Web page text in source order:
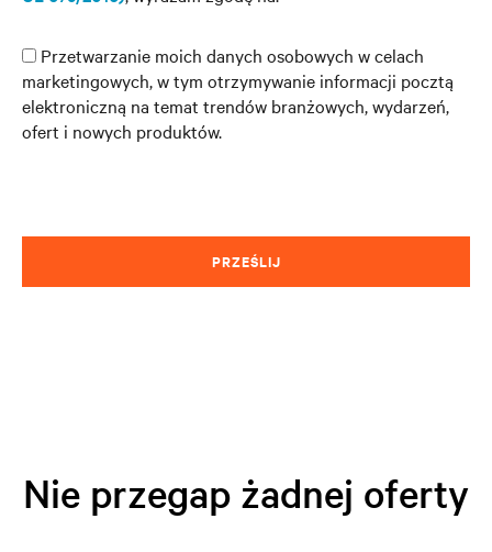
Przetwarzanie moich danych osobowych w celach
marketingowych, w tym otrzymywanie informacji pocztą
elektroniczną na temat trendów branżowych, wydarzeń,
ofert i nowych produktów.
PRZEŚLIJ
Nie przegap żadnej oferty